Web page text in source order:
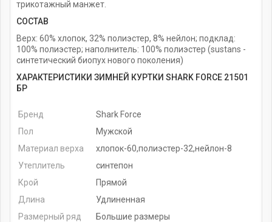
трикотажный манжет.
СОСТАВ
Верх: 60% хлопок, 32% полиэстер, 8% нейлон; подклад:
100% полиэстер; наполнитель: 100% полиэстер (sustans -
синтетический биопух нового поколения)
ХАРАКТЕРИСТИКИ ЗИМНЕЙ КУРТКИ SHARK FORCE 21501
БР
Бренд
Shark Force
Пол
Мужской
Материал верха
хлопок-60,полиэстер-32,нейлон-8
Утеплитель
синтепон
Крой
Прямой
Длина
Удлиненная
Размерный ряд
Большие размеры